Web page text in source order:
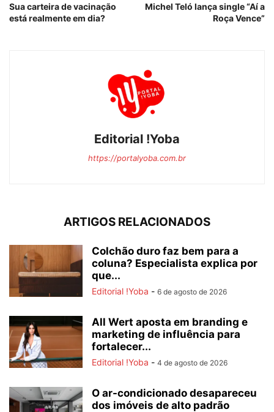
Sua carteira de vacinação
está realmente em dia?
Michel Teló lança single “Aí a
Roça Vence”
Editorial !Yoba
https://portalyoba.com.br
ARTIGOS RELACIONADOS
Colchão duro faz bem para a
coluna? Especialista explica por
que...
Editorial !Yoba - 6 de agosto de 2026
All Wert aposta em branding e
marketing de influência para
fortalecer...
Editorial !Yoba - 4 de agosto de 2026
O ar-condicionado desapareceu
dos imóveis de alto padrão